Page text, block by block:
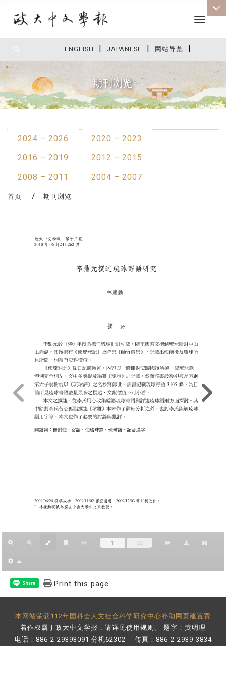
ENGLISH | JAPANESE | 网站导览 |
Toggle
期刊浏览
2024 – 2026
2020 – 2023
2016 – 2019
2012 – 2015
2008 – 2011
2004 – 2007
首页 期刊浏览
Share Print this page
本网站荣获112年国科会人文社会科学研究中心补助网页建置费
着作权属于政大中文学报，请详见使用规则 。 题字：黄明理
电话：886-2-29393091 分机62302 传真：886-2-2939-3834